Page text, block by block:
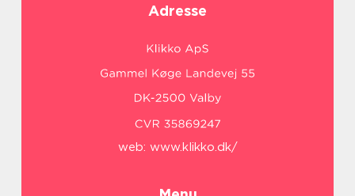
Adresse
web: www.klikko.dk/